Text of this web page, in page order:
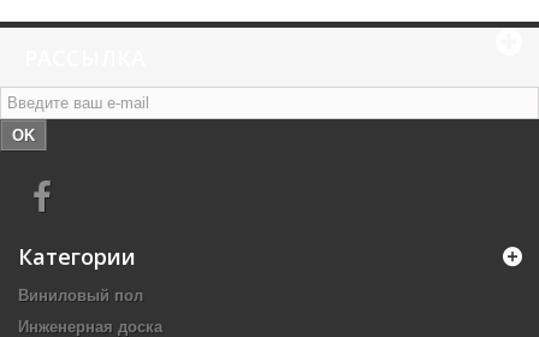
OK
Категории
Виниловый пол
Инженерная доска